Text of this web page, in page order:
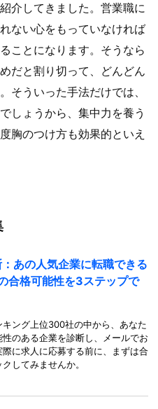
介してきました。営業職に
ない心をもっていなければ
ことになります。そうなら
だと割り切って、どんどん
そういった手法だけでは、
しょうから、集中力を養う
胸のつけ方も効果的といえ
あの人気企業に転職できる
合格可能性を3ステップで
ング上位300社の中から、あなた
のある企業を診断し、メールでお
に求人に応募する前に、まずは合
してみませんか。